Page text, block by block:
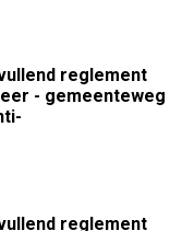
reglement
- gemeenteweg
reglement